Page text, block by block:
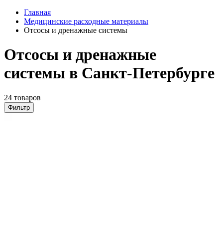
Главная
Медицинские расходные материалы
Отсосы и дренажные системы
Отсосы и дренажные
системы в Санкт-Петербурге
24 товаров
Фильтр